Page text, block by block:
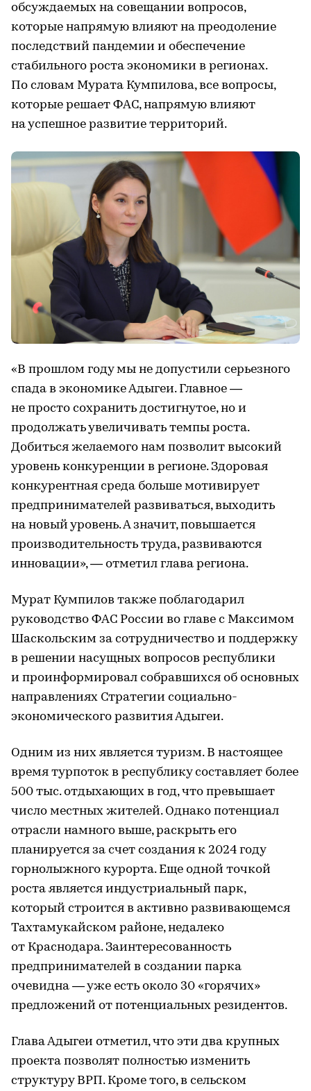
обсуждаемых на совещании вопросов,
которые напрямую влияют на преодоление
последствий пандемии и обеспечение
стабильного роста экономики в регионах.
По словам Мурата Кумпилова, все вопросы,
которые решает ФАС, напрямую влияют
на успешное развитие территорий.
«В прошлом году мы не допустили серьезного
спада в экономике Адыгеи. Главное —
не просто сохранить достигнутое, но и
продолжать увеличивать темпы роста.
Добиться желаемого нам позволит высокий
уровень конкуренции в регионе. Здоровая
конкурентная среда больше мотивирует
предпринимателей развиваться, выходить
на новый уровень. А значит, повышается
производительность труда, развиваются
инновации», — отметил глава региона.
Мурат Кумпилов также поблагодарил
руководство ФАС России во главе с Максимом
Шаскольским за сотрудничество и поддержку
в решении насущных вопросов республики
и проинформировал собравшихся об основных
направлениях Стратегии социально-
экономического развития Адыгеи.
Одним из них является туризм. В настоящее
время турпоток в республику составляет более
500 тыс. отдыхающих в год, что превышает
число местных жителей. Однако потенциал
отрасли намного выше, раскрыть его
планируется за счет создания к 2024 году
горнолыжного курорта. Еще одной точкой
роста является индустриальный парк,
который строится в активно развивающемся
Тахтамукайском районе, недалеко
от Краснодара. Заинтересованность
предпринимателей в создании парка
очевидна — уже есть около 30 «горячих»
предложений от потенциальных резидентов.
Глава Адыгеи отметил, что эти два крупных
проекта позволят полностью изменить
структуру ВРП. Кроме того, в сельском